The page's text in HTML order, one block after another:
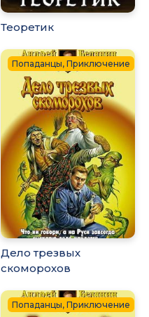
Теоретик
Попаданцы, Приключение
Дело трезвых
скоморохов
Попаданцы, Приключение